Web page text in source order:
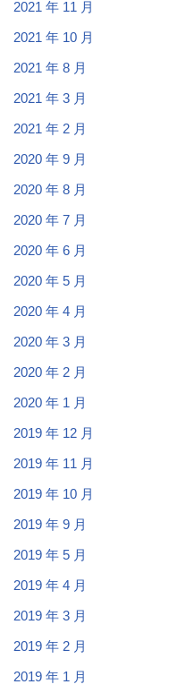
2021 年 11 月
2021 年 10 月
2021 年 8 月
2021 年 3 月
2021 年 2 月
2020 年 9 月
2020 年 8 月
2020 年 7 月
2020 年 6 月
2020 年 5 月
2020 年 4 月
2020 年 3 月
2020 年 2 月
2020 年 1 月
2019 年 12 月
2019 年 11 月
2019 年 10 月
2019 年 9 月
2019 年 5 月
2019 年 4 月
2019 年 3 月
2019 年 2 月
2019 年 1 月